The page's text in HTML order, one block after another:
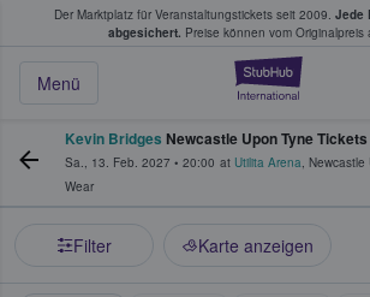
Der Marktplatz für Veranstaltungstickets seit 2009. Jede
abgesichert. Preise können vom Originalpreis
Menü
Tickets kaufen &
Kevin Bridges Newcastle Upon Tyne Tickets
Sa., 13. Feb. 2027 • 20:00 at Utilita Arena, Newcastle
Wear
Filter Karte anzeigen